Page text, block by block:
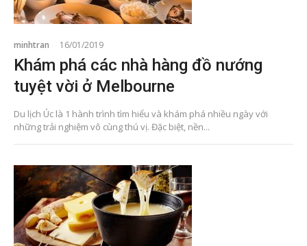
minhtran 16/01/2019
Khám phá các nhà hàng đồ nướng
tuyệt vời ở Melbourne
Du lịch Úc là 1 hành trình tìm hiểu và khám phá nhiều ngày với
những trải nghiệm vô cùng thú vị. Đặc biệt, nền...